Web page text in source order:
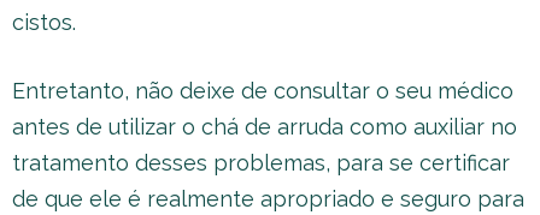
cistos.
Entretanto, não deixe de consultar o seu médico
antes de utilizar o chá de arruda como auxiliar no
tratamento desses problemas, para se certificar
de que ele é realmente apropriado e seguro para